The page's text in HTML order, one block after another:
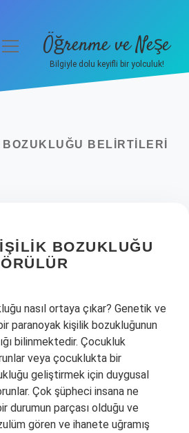
menüyüÖğrenme ve Neşe
Bilgiyle dolu keyifli bir yolculuk!
BELIRTILERI
BOZUKLUĞU
nasıl ortaya çıkar? Genetik ve
paranoyak kişilik bozukluğunun
bilinmektedir. Çocukluk
veya çocuklukta bir
geliştirmek için duygusal
Çok şüpheci insana ne
durumun parçası olduğu ve
gören ve ihanete uğramış